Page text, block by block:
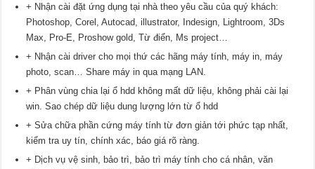
+ Nhận cài đặt ứng dụng tại nhà theo yêu cầu của quý khách:
Photoshop, Corel, Autocad, illustrator, Indesign, Lightroom, 3Ds
Max, Pro-E, Proshow gold, Từ điển, Ms project…
+ Nhận cài driver cho mọi thứ các hãng máy tính, máy in, máy
photo, scan… Share máy in qua mạng LAN.
+ Phân vùng chia lại ổ hdd không mất dữ liệu, không phải cài lại
win. Sao chép dữ liệu dung lượng lớn từ ổ hdd
+ Sửa chữa phần cứng máy tính từ đơn giản tới phức tạp nhất,
kiểm tra uy tín, chính xác, báo giá rõ ràng.
+ Dịch vụ vệ sinh, bảo trì, bảo trì máy tính cho cá nhân, văn